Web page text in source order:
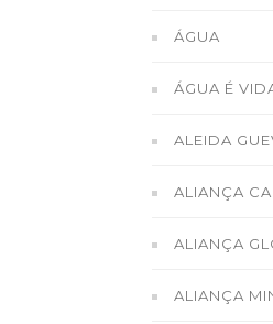
ÁGUA
ÁGUA É
ALEIDA
ALIANÇA
ALIANÇA
ALIANÇA